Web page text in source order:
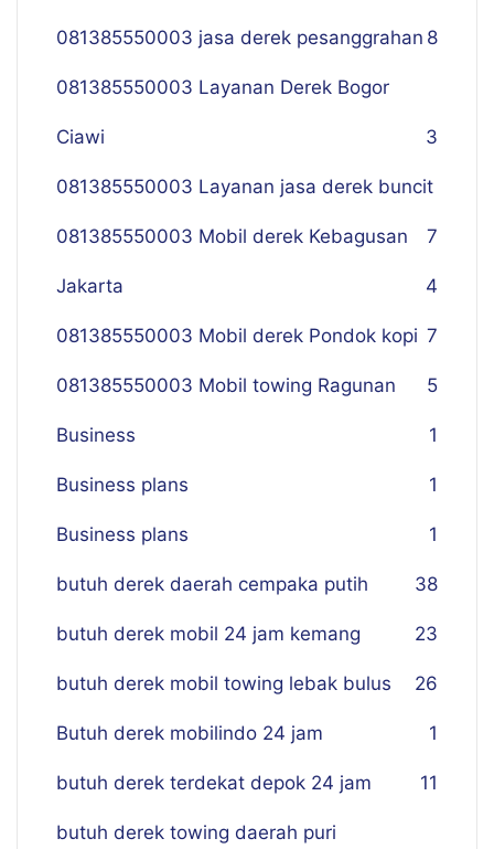
081385550003 jasa derek pesanggrahan 8
081385550003 Layanan Derek Bogor
Ciawi 3
081385550003 Layanan jasa derek buncit
7
081385550003 Mobil derek Kebagusan
Jakarta 4
081385550003 Mobil derek Pondok kopi 7
081385550003 Mobil towing Ragunan 5
Business 1
Business plans 1
Business plans 1
butuh derek daerah cempaka putih 38
butuh derek mobil 24 jam kemang 23
butuh derek mobil towing lebak bulus 26
Butuh derek mobilindo 24 jam 1
butuh derek terdekat depok 24 jam 11
butuh derek towing daerah puri